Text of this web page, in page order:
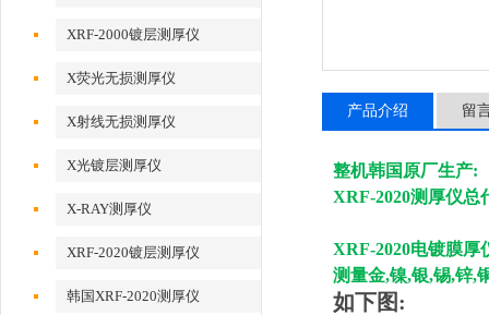
XRF-2000镀层测厚仪
X荧光无损测厚仪
X射线无损测厚仪
X光镀层测厚仪
X-RAY测厚仪
XRF-2020镀层测厚仪
韩国XRF-2020测厚仪
产品介绍 留
整机韩国原厂生产:
XRF-2020测厚仪总
XRF-2020电镀膜厚
测量金,镍,银,锡,锌,
如下图: